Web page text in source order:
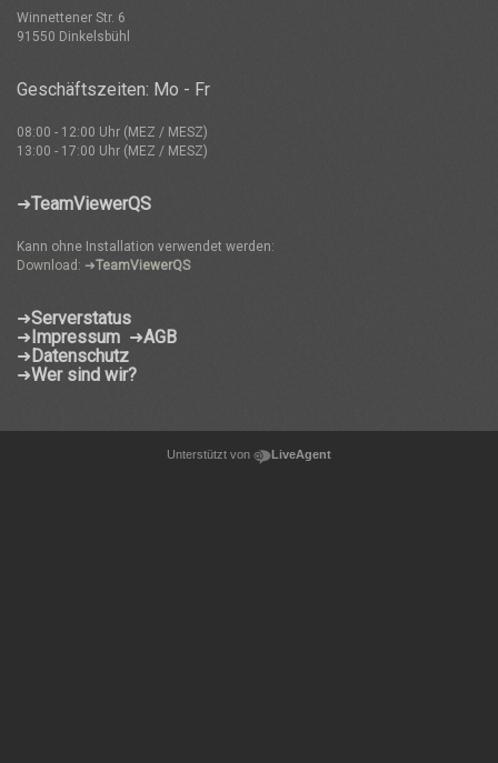
Winnettener Str. 6
91550 Dinkelsbühl
Geschäftszeiten: Mo - Fr
08:00 - 12:00 Uhr (MEZ / MESZ)
13:00 - 17:00 Uhr (MEZ / MESZ)
➜TeamViewerQS
Kann ohne Installation verwendet werden:
Download: ➜TeamViewerQS
➜Serverstatus
➜Impressum ➜AGB
➜ Datenschutz
➜Wer sind wir?
Unterstützt von LiveAgent